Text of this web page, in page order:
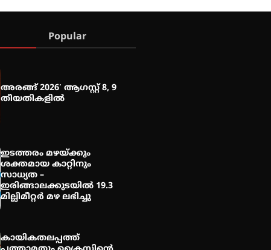
Popular
അരങ്ങ് 2026′ ആഗസ്റ്റ് 8, 9
തീയതികളിൽ
ഇടത്തരം മഴയ്ക്കും
ശക്തമായ കാറ്റിനും
സാധ്യത –
ഇരിങ്ങാലക്കുടയിൽ 19.3
മില്ലിമീറ്റർ മഴ ലഭിച്ചു
കായികതലപ്പത്ത്